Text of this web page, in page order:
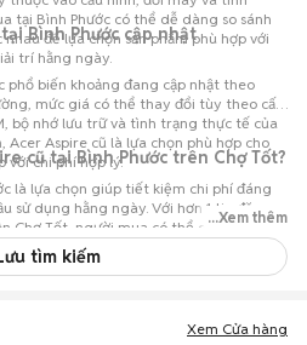
tại Bình Phước có thể dễ dàng so sánh
để lựa chọn sản phẩm phù hợp với
trí hằng ngày.
Bình Phước cập nhật
phổ biến khoảng đang cập nhật theo
mức giá có thể thay đổi tùy theo cấu
bộ nhớ lưu trữ và tình trạng thực tế của
Aspire cũ là lựa chọn phù hợp cho
với chi phí hợp lý.
cũ tại Bình Phước trên Chợ Tốt?
là lựa chọn giúp tiết kiệm chi phí đáng
sử dụng hằng ngày. Với hơn 1 tin đăng
Chợ Tốt, người mua có thể dễ dàng
máy khác nhau để lựa chọn sản
sách.
...Xem thêm
tìm kiếm
Xem Cửa hàng